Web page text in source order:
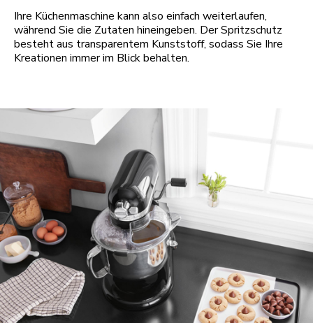
Ihre Küchenmaschine kann also einfach weiterlaufen,
während Sie die Zutaten hineingeben. Der Spritzschutz
besteht aus transparentem Kunststoff, sodass Sie Ihre
Kreationen immer im Blick behalten.